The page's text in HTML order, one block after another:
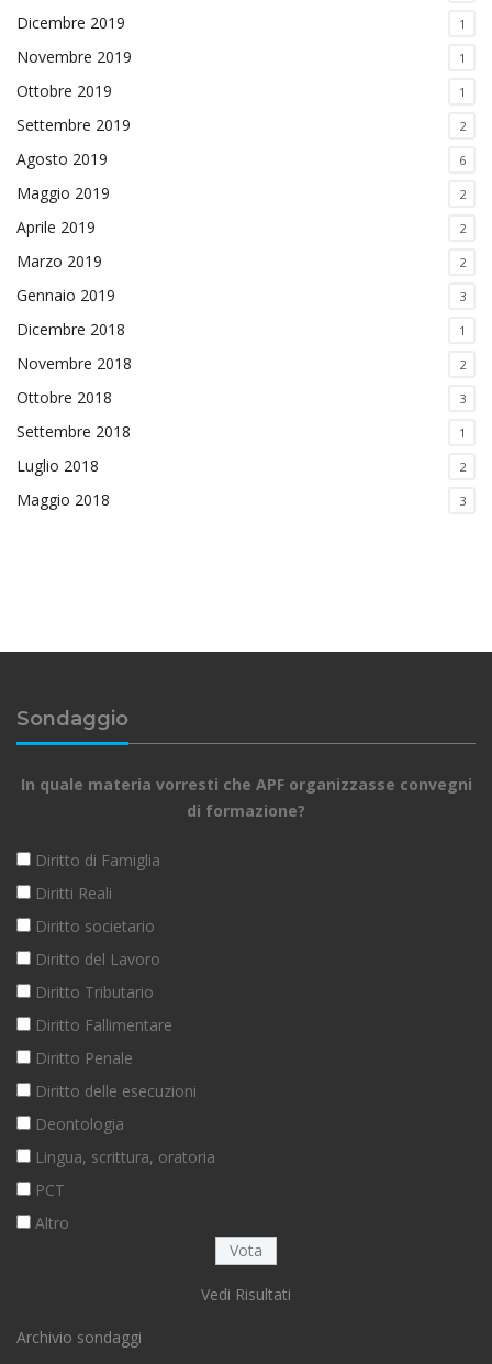
Dicembre 2019 1
Novembre 2019 1
Ottobre 2019 1
Settembre 2019 2
Agosto 2019 6
Maggio 2019 2
Aprile 2019 2
Marzo 2019 2
Gennaio 2019 3
Dicembre 2018 1
Novembre 2018 2
Ottobre 2018 3
Settembre 2018 1
Luglio 2018 2
Maggio 2018 3
Sondaggio
In quale materia vorresti che APF organizzasse convegni
di formazione?
Diritto di Famiglia
Diritti Reali
Diritto societario
Diritto del Lavoro
Diritto Tributario
Diritto Fallimentare
Diritto Penale
Diritto delle esecuzioni
Deontologia
Lingua, scrittura, oratoria
PCT
Altro
Vedi Risultati
Archivio sondaggi